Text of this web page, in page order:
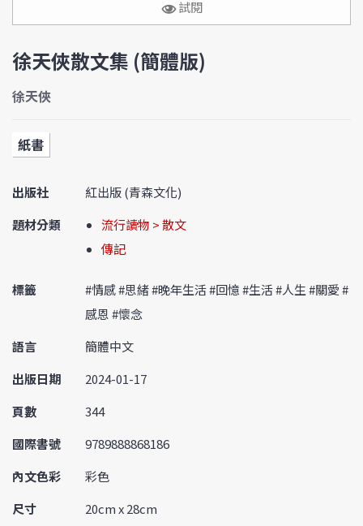
試閱
徐天俠散文集 (簡體版)
徐天俠
紙書
出版社
紅出版 (青森文化)
題材分類
流行讀物 > 散文
傳記
標籤
#情感 #思緒 #晚年生活 #回憶 #生活 #人生 #關愛 #
感恩 #懷念
語言
簡體中文
出版日期
2024-01-17
頁數
344
國際書號
9789888868186
內文色彩
彩色
尺寸
20cm x 28cm